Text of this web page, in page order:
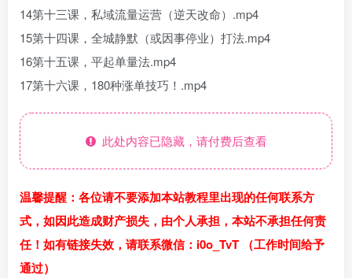
14第十三课，私域流量运营（逆天改命）.mp4
15第十四课，全城静默（或因事停业）打法.mp4
16第十五课，平起单量法.mp4
17第十六课，180种涨单技巧！.mp4
此处内容已隐藏，请付费后查看
温馨提醒：各位请不要添加本站教程里出现的任何联系方
式，如因此造成财产损失，由个人承担，本站不承担任何责
任！如有链接失效，请联系微信：i0o_TvT （工作时间给予
通过）